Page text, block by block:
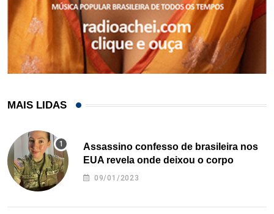
MAIS LIDAS
Assassino confesso de brasileira nos
EUA revela onde deixou o corpo
09/01/2023